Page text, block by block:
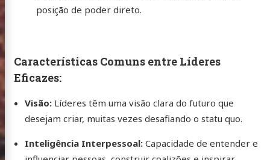
posição de poder direto.
Características Comuns entre Líderes
Eficazes:
Visão: Líderes têm uma visão clara do futuro que
desejam criar, muitas vezes desafiando o statu quo.
Inteligência Interpessoal: Capacidade de entender e